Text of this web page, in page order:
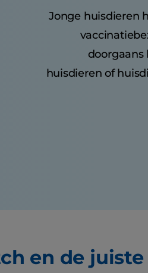
Jonge huisdieren
doorgaans
huisdieren of
en de juiste